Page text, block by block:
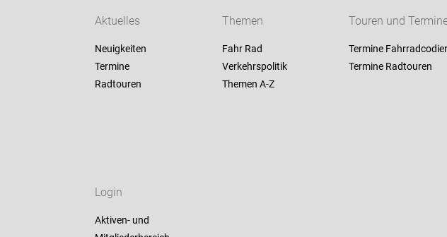
Aktuelles
Neuigkeiten
Termine
Radtouren
Themen
Fahr Rad
Verkehrspolitik
Themen A-Z
Touren und
Termine
Termine Radtouren
Login
Aktiven- und